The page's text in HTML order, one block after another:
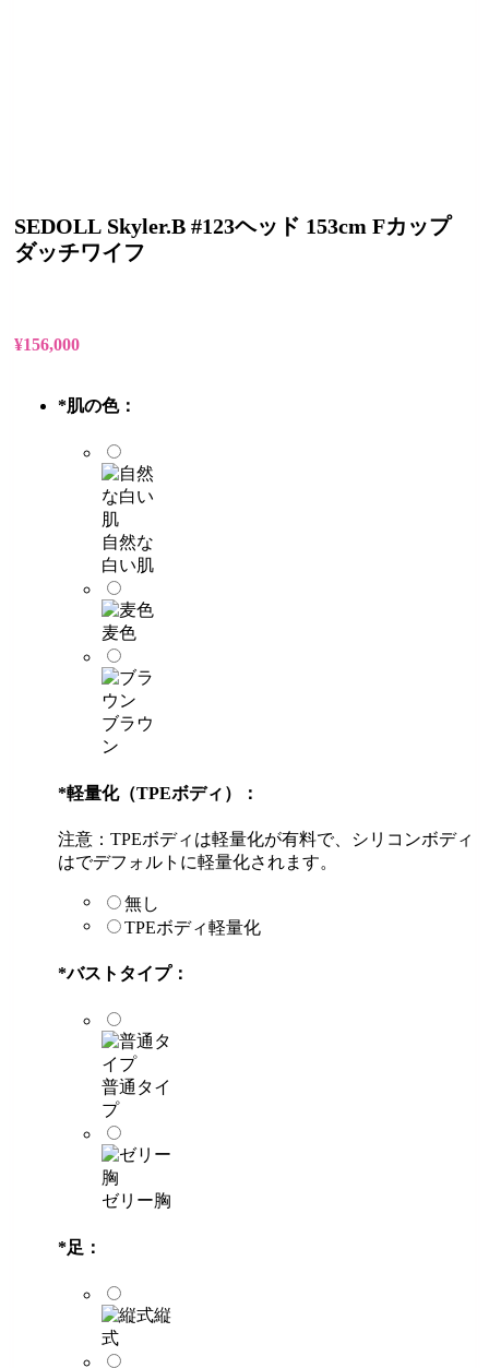
SEDOLL Skyler.B #123ヘッド 153cm Fカップ
ダッチワイフ
¥156,000
*肌の色：
自然な
白い肌
麦色
ブラウ
ン
*軽量化（TPEボディ）：
注意：TPEボディは軽量化が有料で、シリコンボディ
はでデフォルトに軽量化されます。
無し
TPEボディ軽量化
*バストタイプ：
普通タイ
プ
ゼリー胸
*足：
縦
式